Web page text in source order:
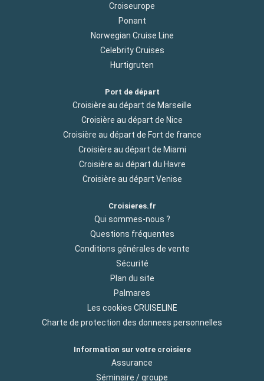
Croiseurope
Ponant
Norwegian Cruise Line
Celebrity Cruises
Hurtigruten
Port de départ
Croisière au départ de Marseille
Croisière au départ de Nice
Croisière au départ de Fort de france
Croisière au départ de Miami
Croisière au départ du Havre
Croisière au départ Venise
Croisieres.fr
Qui sommes-nous ?
Questions fréquentes
Conditions générales de vente
Sécurité
Plan du site
Palmares
Les cookies CRUISELINE
Charte de protection des donnees personnelles
Information sur votre croisiere
Assurance
Séminaire / groupe